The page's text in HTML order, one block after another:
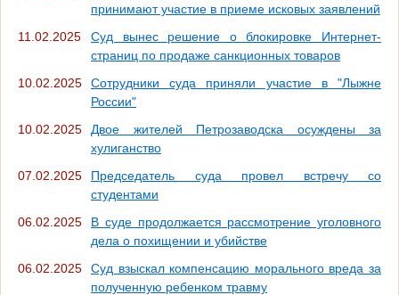
принимают участие в приеме исковых заявлений
11.02.2025
Суд вынес решение о блокировке Интернет-
страниц по продаже санкционных товаров
10.02.2025
Сотрудники суда приняли участие в "Лыжне
России"
10.02.2025
Двое жителей Петрозаводска осуждены за
хулиганство
07.02.2025
Председатель суда провел встречу со
студентами
06.02.2025
В суде продолжается рассмотрение уголовного
дела о похищении и убийстве
06.02.2025
Суд взыскал компенсацию морального вреда за
полученную ребенком травму